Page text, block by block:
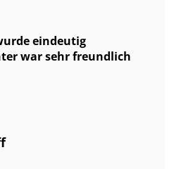
eindeutig
war sehr freundlich